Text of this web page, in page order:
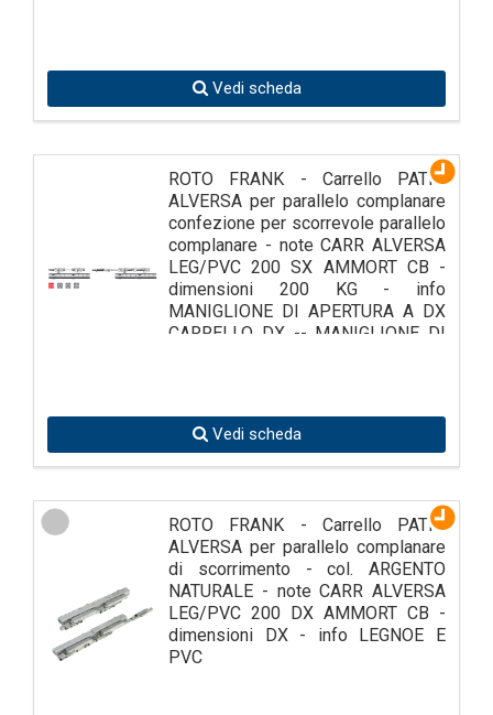
Vedi scheda
ROTO FRANK - Carrello PATIO
ALVERSA per parallelo complanare
confezione per scorrevole parallelo
complanare - note CARR ALVERSA
LEG/PVC 200 SX AMMORT CB -
dimensioni 200 KG - info
MANIGLIONE DI APERTURA A DX
CARRELLO DX -- MANIGLIONE DI
Vedi scheda
ROTO FRANK - Carrello PATIO
ALVERSA per parallelo complanare
di scorrimento - col. ARGENTO
NATURALE - note CARR ALVERSA
LEG/PVC 200 DX AMMORT CB -
dimensioni DX - info LEGNOE E
PVC